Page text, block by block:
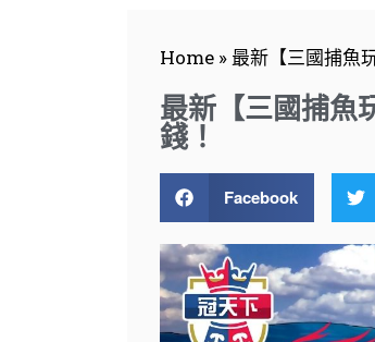
Home » 最新【三國捕魚
最新【三國捕魚
錢！
Facebook